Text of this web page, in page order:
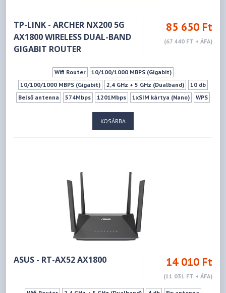
TP-LINK - ARCHER NX200 5G
AX1800 WIRELESS DUAL-BAND
GIGABIT ROUTER
85 650 Ft
(67 440 FT + ÁFA)
Wifi Router
10/100/1000 MBPS (Gigabit)
10/100/1000 MBPS (Gigabit)
2,4 GHz + 5 GHz (Dualband)
10 db
Belső antenna
574Mbps 1201Mbps 1xSIM kártya (Nano)
WPS
KOSÁRBA
ASUS - RT-AX52 AX1800 14 010 Ft
(11 031 FT + ÁFA)